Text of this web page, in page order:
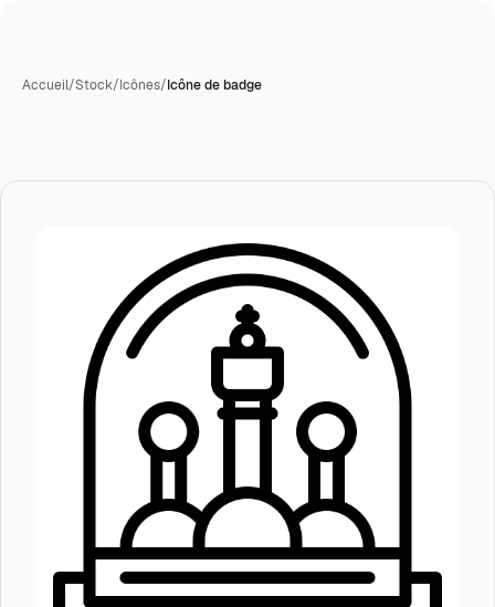
Accueil/Stock/Icônes/Icône de badge